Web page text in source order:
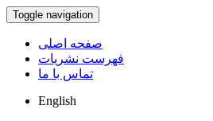
Toggle navigation
صفحه اصلی
فهرست نشریات
تماس با ما
English